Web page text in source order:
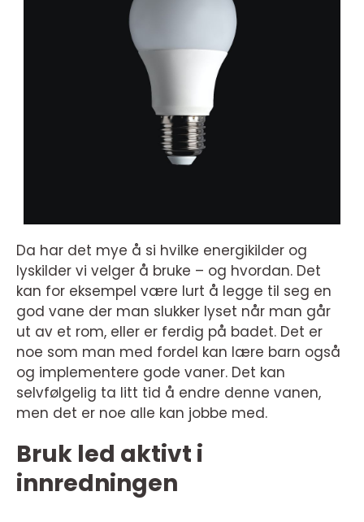
Da har det mye å si hvilke energikilder og
lyskilder vi velger å bruke – og hvordan. Det
kan for eksempel være lurt å legge til seg en
god vane der man slukker lyset når man går
ut av et rom, eller er ferdig på badet. Det er
noe som man med fordel kan lære barn også
og implementere gode vaner. Det kan
selvfølgelig ta litt tid å endre denne vanen,
men det er noe alle kan jobbe med.
Bruk led aktivt i
innredningen